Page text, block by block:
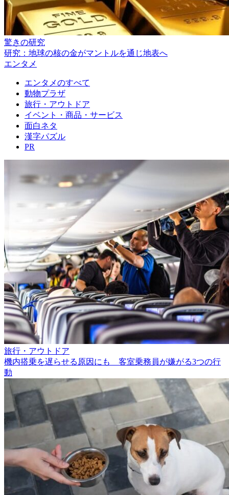
驚きの研究
研究：地球の核の金がマントルを通じ地表へ
エンタメ
エンタメのすべて
動物プラザ
旅行・アウトドア
イベント・商品・サービス
面白ネタ
漢字パズル
PR
旅行・アウトドア
機内搭乗を遅らせる原因にも 客室乗務員が嫌がる3つの行
動